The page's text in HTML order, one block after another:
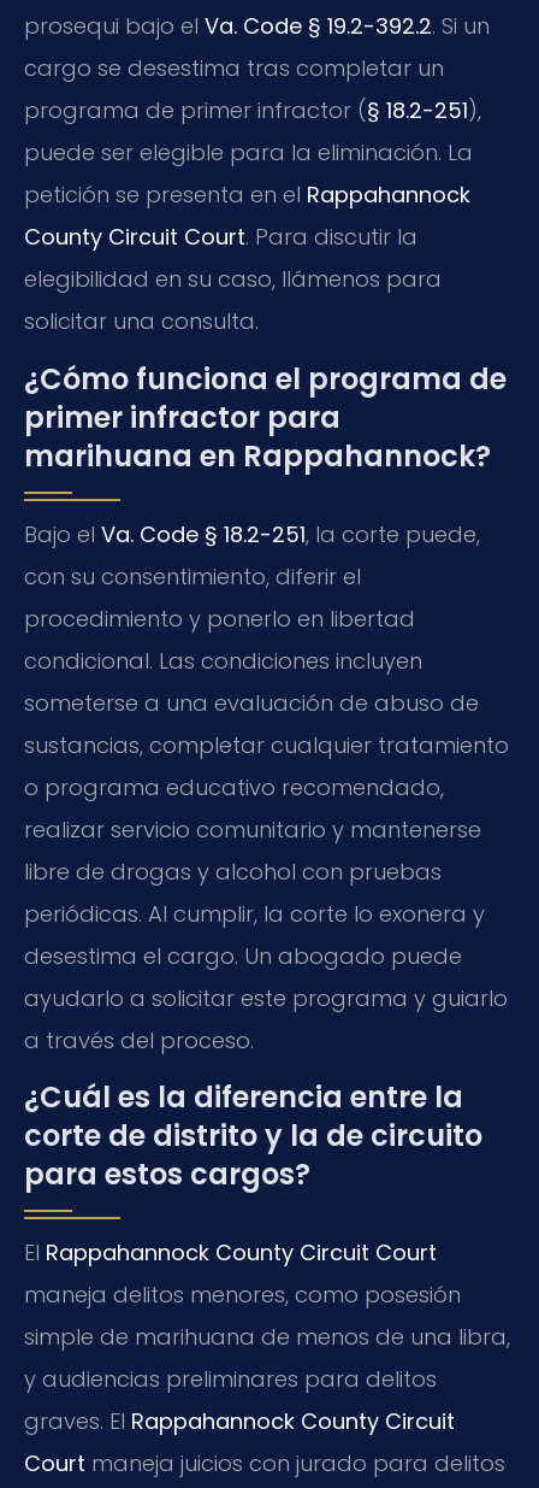
prosequi bajo el Va. Code § 19.2-392.2. Si un
cargo se desestima tras completar un
programa de primer infractor (§ 18.2-251),
puede ser elegible para la eliminación. La
petición se presenta en el Rappahannock
County Circuit Court. Para discutir la
elegibilidad en su caso, llámenos para
solicitar una consulta.
¿Cómo funciona el programa de
primer infractor para
marihuana en Rappahannock?
Bajo el Va. Code § 18.2-251, la corte puede,
con su consentimiento, diferir el
procedimiento y ponerlo en libertad
condicional. Las condiciones incluyen
someterse a una evaluación de abuso de
sustancias, completar cualquier tratamiento
o programa educativo recomendado,
realizar servicio comunitario y mantenerse
libre de drogas y alcohol con pruebas
periódicas. Al cumplir, la corte lo exonera y
desestima el cargo. Un abogado puede
ayudarlo a solicitar este programa y guiarlo
a través del proceso.
¿Cuál es la diferencia entre la
corte de distrito y la de circuito
para estos cargos?
El Rappahannock County Circuit Court
maneja delitos menores, como posesión
simple de marihuana de menos de una libra,
y audiencias preliminares para delitos
graves. El Rappahannock County Circuit
Court maneja juicios con jurado para delitos